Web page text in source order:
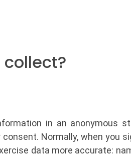
in an anonymous
Normally, when you
data more accurate: